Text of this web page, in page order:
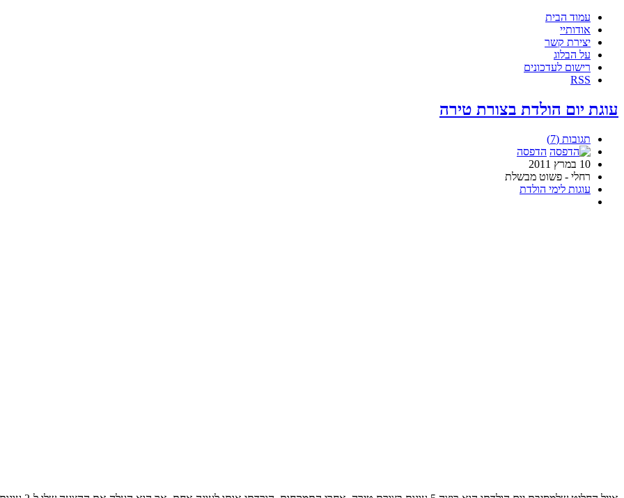
עמוד הבית
אודותיי
יצירת קשר
על הבלוג
רישום לעדכונים
RSS
עוגת יום הולדת בצורת טירה
תגובות (7)
הדפסה
10 במרץ 2011
רחלי - פשוט מבשלת
עוגות לימי הולדת